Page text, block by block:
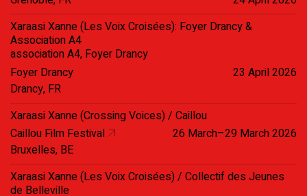
Xaraasi Xanne (Les Voix Croisées): Foyer Drancy &
Association A4
association A4, Foyer Drancy
Foyer Drancy
Drancy, FR
23 April 2026
Xaraasi Xanne (Crossing Voices) / Caillou
Caillou Film Festival
Bruxelles, BE
26 March–29 March 2026
Xaraasi Xanne (Les Voix Croisées) / Collectif des Jeunes
de Belleville